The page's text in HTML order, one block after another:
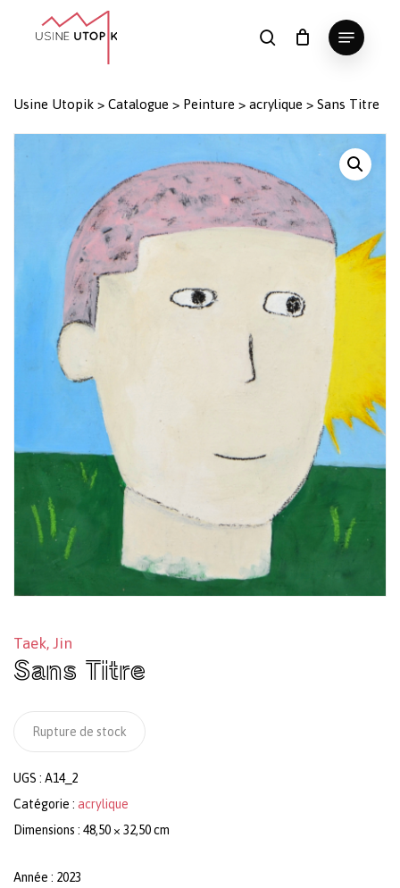
search
Menu
Panier Fermer
le
Usine Utopik > Catalogue > Peinture > acrylique > Sans Titre
Taek, Jin
Sans Titre
Rupture de stock
UGS : A14_2
Catégorie : acrylique
Dimensions : 48,50 × 32,50 cm
Année : 2023
Close